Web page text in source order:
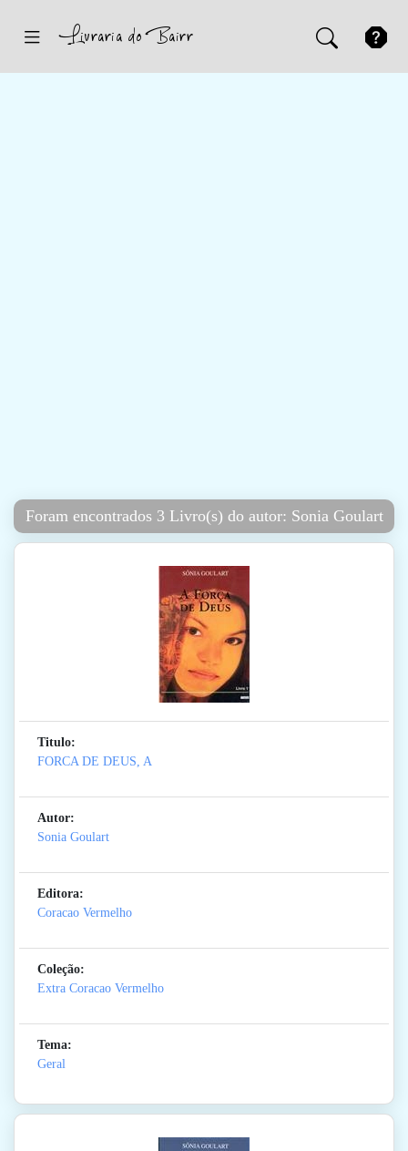
Foram encontrados 3 Livro(s) do autor: Sonia Goulart
Titulo:
FORCA DE DEUS, A
Autor:
Sonia Goulart
Editora:
Coracao Vermelho
Coleção:
Extra Coracao Vermelho
Tema:
Geral